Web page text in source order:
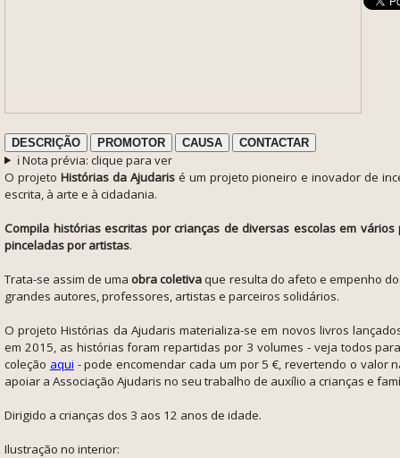
DESCRIÇÃO PROMOTOR CAUSA CONTACTAR
ℹ️ Nota prévia: clique para ver
O projeto Histórias da Ajudarisé um projeto pioneiro e inovador de
escrita, à arte e à cidadania.
Compila histórias escritas por crianças de diversas escolas em
pinceladas por artistas.
Trata-se assim de uma obra coletivaque resulta do afeto e empenho
grandes autores, professores, artistas e parceiros solidários.
O projeto Histórias da Ajudaris materializa-se em novos livros
em 2015, as histórias foram repartidas por 3 volumes - veja todos
coleção aqui - pode encomendar cada um por 5 €, revertendo o valor
apoiar a Associação Ajudaris no seu trabalho de auxílio a crianças e
Dirigido a crianças dos 3 aos 12 anos de idade.
Ilustração no interior: